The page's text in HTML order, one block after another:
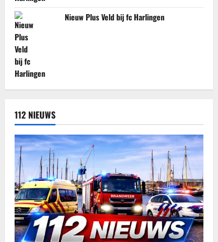
Nieuw Plus Veld bij fc Harlingen
112 NIEUWS